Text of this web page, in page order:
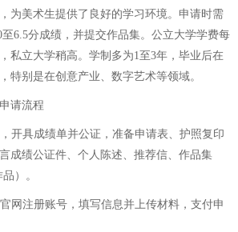
为美术生提供了良好的学习环境。申请时需
6.5分成绩，并提交作品集。公立大学学费每
私立大学稍高。学制多为1至3年，毕业后在
特别是在创意产业、数字艺术等领域。
请流程
开具成绩单并公证，准备申请表、护照复印
成绩公证件、个人陈述、推荐信、作品集
）。
网注册账号，填写信息并上传材料，支付申